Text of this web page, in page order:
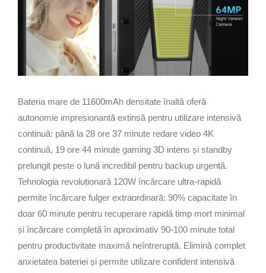
Bateria mare de 11600mAh densitate înaltă oferă
autonomie impresionantă extinsă pentru utilizare intensivă
continuă: până la 28 ore 37 minute redare video 4K
continuă, 19 ore 44 minute gaming 3D intens și standby
prelungit peste o lună incredibil pentru backup urgență.
Tehnologia revoluționară 120W încărcare ultra-rapidă
permite încărcare fulger extraordinară: 90% capacitate în
doar 60 minute pentru recuperare rapidă timp mort minimal
și încărcare completă în aproximativ 90-100 minute total
pentru productivitate maximă neîntreruptă. Elimină complet
anxietatea bateriei și permite utilizare confident intensivă